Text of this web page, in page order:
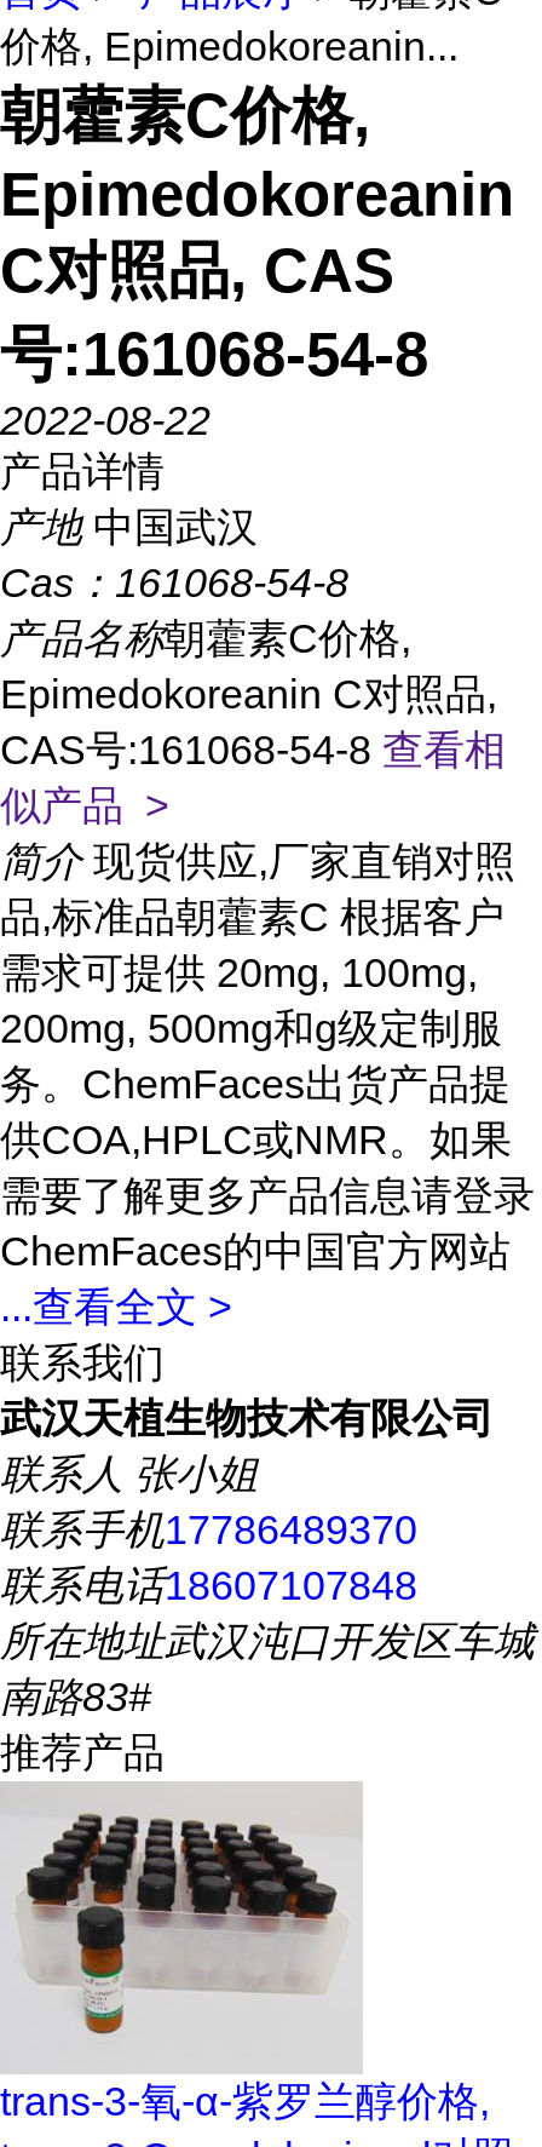
价格, Epimedokoreanin...
朝藿素C价格,
Epimedokoreanin
C对照品, CAS
号:161068-54-8
2022-08-22
产品详情
产地 中国武汉
Cas： 161068-54-8
产品名称朝藿素C价格,
Epimedokoreanin C对照品,
CAS号:161068-54-8 查看相
似产品 >
简介 现货供应,厂家直销对照
品,标准品朝藿素C 根据客户
需求可提供 20mg, 100mg,
200mg, 500mg和g级定制服
务。ChemFaces出货产品提
供COA,HPLC或NMR。如果
需要了解更多产品信息请登录
ChemFaces的中国官方网站
...查看全文 >
联系我们
武汉天植生物技术有限公司
联系人 张小姐
联系手机17786489370
联系电话18607107848
所在地址武汉沌口开发区车城
南路83#
推荐产品
trans-3-氧-α-紫罗兰醇价格,